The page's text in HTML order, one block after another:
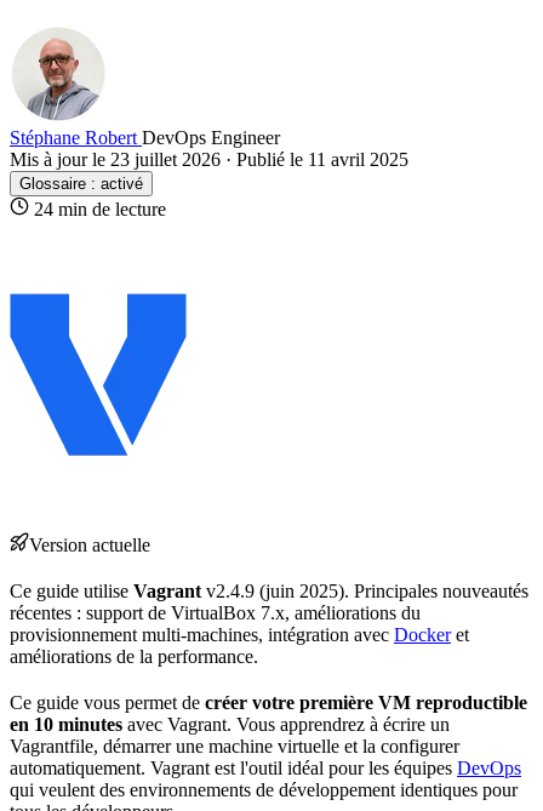
Stéphane Robert DevOps Engineer
Mis à jour le 23 juillet 2026 · Publié le 11 avril 2025
Glossaire : activé
24 min de lecture
Version actuelle
Ce guide utilise Vagrant v2.4.9 (juin 2025). Principales nouveautés
récentes : support de VirtualBox 7.x, améliorations du
provisionnement multi-machines, intégration avec Dockeret
améliorations de la performance.
Ce guide vous permet de créer votre première VM reproductible
en 10 minutes avec Vagrant. Vous apprendrez à écrire un
Vagrantfile, démarrer une machine virtuelle et la configurer
automatiquement. Vagrant est l'outil idéal pour les équipes DevOps
qui veulent des environnements de développement identiques pour